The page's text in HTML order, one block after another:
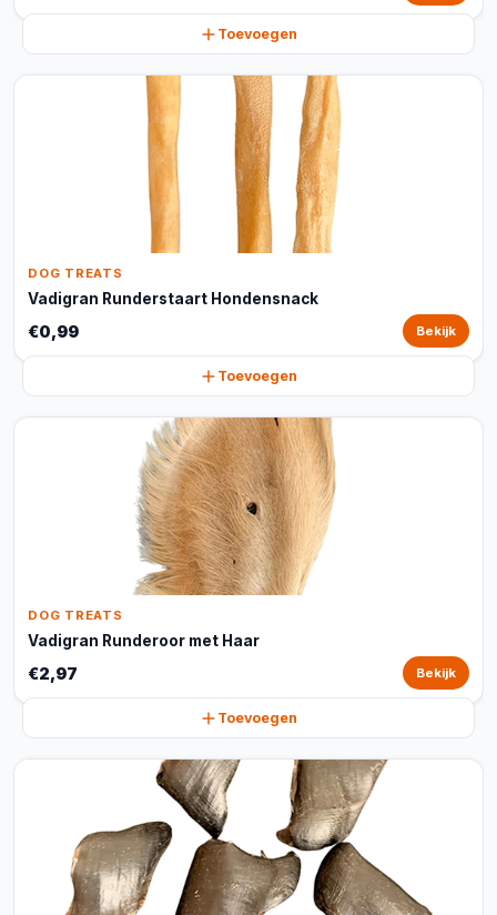
Toevoegen
DOG TREATS
Vadigran Runderstaart Hondensnack
€0,99 Bekijk
Toevoegen
DOG TREATS
Vadigran Runderoor met Haar
€2,97 Bekijk
Toevoegen